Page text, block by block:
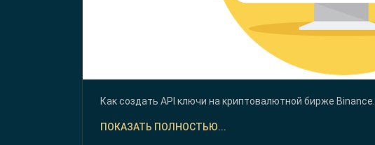
Как создать API ключи на криптовалютной бирже Binance.
ПОКАЗАТЬ ПОЛНОСТЬЮ...